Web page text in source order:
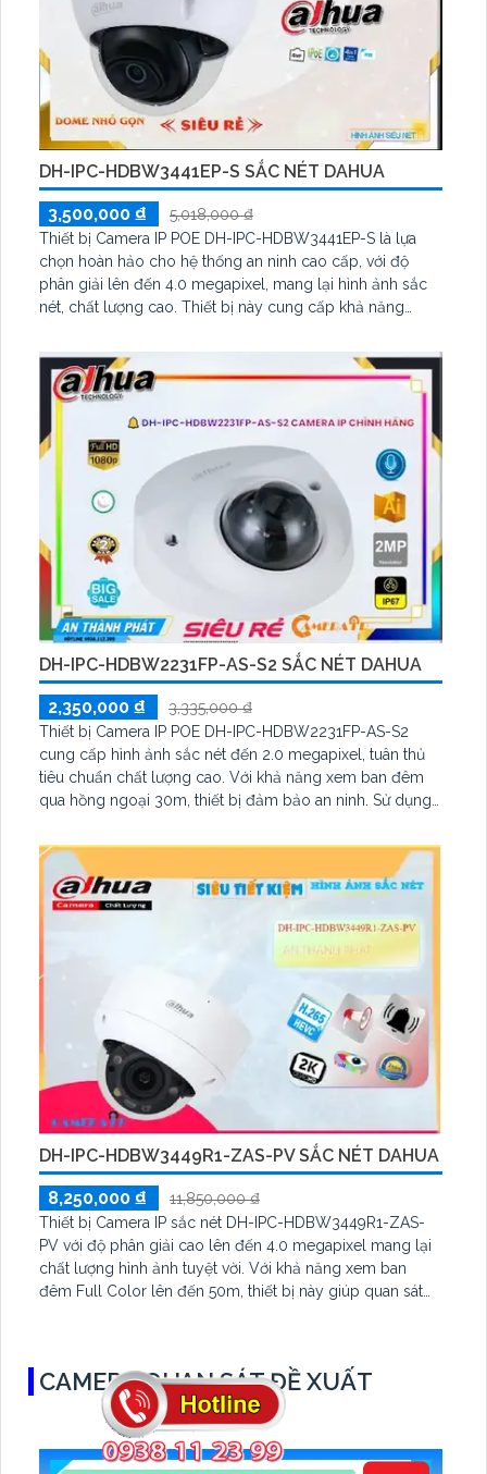
DH-IPC-HDBW3441EP-S SẮC NÉT DAHUA
3,500,000 ₫
5,018,000 ₫
Thiết bị Camera IP POE DH-IPC-HDBW3441EP-S là lựa
chọn hoàn hảo cho hệ thống an ninh cao cấp, với độ
phân giải lên đến 4.0 megapixel, mang lại hình ảnh sắc
nét, chất lượng cao. Thiết bị này cung cấp khả năng
đến 50m. Với tính năng IP POE tiên tiến, Camera không bị
giảm chất lượng dù hoạt động liên tục
DH-IPC-HDBW2231FP-AS-S2 SẮC NÉT DAHUA
2,350,000 ₫
3,335,000 ₫
Thiết bị Camera IP POE DH-IPC-HDBW2231FP-AS-S2
cung cấp hình ảnh sắc nét đến 2.0 megapixel, tuân thủ
tiêu chuẩn chất lượng cao. Với khả năng xem ban đêm
qua hồng ngoại 30m, thiết bị đảm bảo an ninh. Sử dụng
không giảm chất lượng
DH-IPC-HDBW3449R1-ZAS-PV SẮC NÉT DAHUA
8,250,000 ₫
11,850,000 ₫
Thiết bị Camera IP sắc nét DH-IPC-HDBW3449R1-ZAS-
PV với độ phân giải cao lên đến 4.0 megapixel mang lại
chất lượng hình ảnh tuyệt vời. Với khả năng xem ban
đêm Full Color lên đến 50m, thiết bị này giúp quan sát
CAMERA QUAN SÁT ĐỀ XUẤT